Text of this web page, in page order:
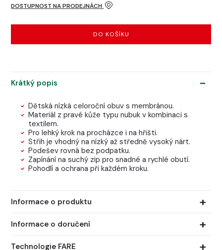
DOSTUPNOST NA PRODEJNÁCH
DO KOŠÍKU
Krátký popis
Dětská nízká celoroční obuv s membránou.
Materiál z pravé kůže typu nubuk v kombinaci s
textilem.
Pro lehký krok na procházce i na hřišti.
Střih je vhodný na nízký až středně vysoký nárt.
Podešev rovná bez podpatku.
Zapínání na suchý zip pro snadné a rychlé obutí.
Pohodlí a ochrana při každém kroku.
Informace o produktu
Informace o doručení
Technologie FARE